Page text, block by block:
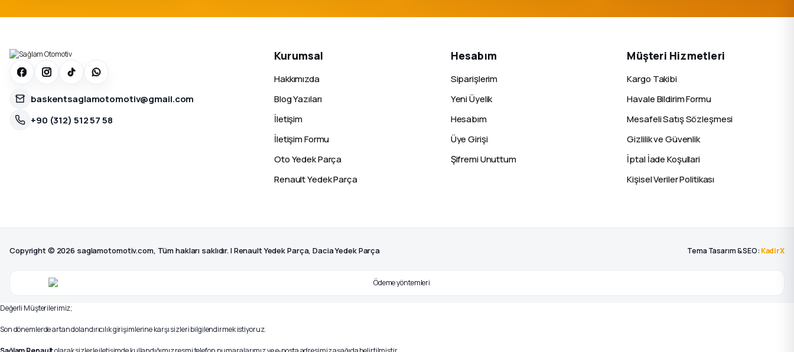
baskentsaglamotomotiv@gmail.com
+90 (312) 512 57 58
Kurumsal
Hakkımızda
Blog Yazıları
İletişim
İletişim Formu
Oto Yedek Parça
Renault Yedek Parça
Hesabım
Siparişlerim
Yeni Üyelik
Hesabım
Üye Girişi
Şifremi Unuttum
Müşteri Hizmetleri
Kargo Takibi
Havale Bildirim Formu
Mesafeli Satış Sözleşmesi
Gizlilik ve Güvenlik
İptal İade Koşullari
Kişisel Veriler Politikası
Copyright © 2026 saglamotomotiv.com, Tüm hakları saklıdır. | Renault Yedek Parça, Dacia Yedek Parça Tema Tasarım & SEO: KadirX
Değerli Müşterilerimiz;
Son dönemlerde artan dolandırıcılık girişimlerine karşı sizleri bilgilendirmek istiyoruz.